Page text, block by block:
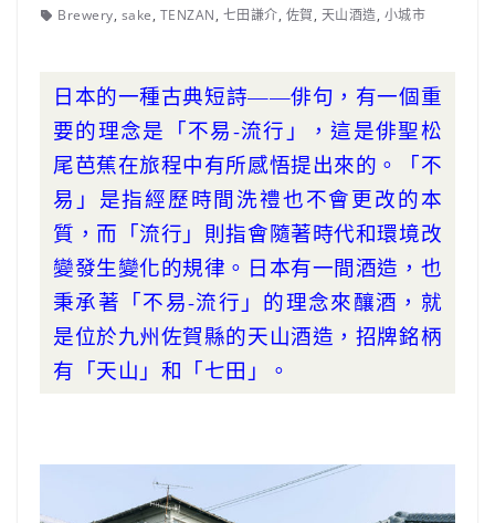
Brewery, sake, TENZAN, 七田謙介, 佐賀, 天山酒造, 小城市
日本的一種古典短詩——俳句，有一個重
要的理念是「不易-流行」，這是俳聖松
尾芭蕉在旅程中有所感悟提出來的。
「不
易」是指經歷時間洗禮也不會更改的本
質，而「流行」則指會隨著時代和環境改
變發生變化的規律。 日本有一間酒造，也
秉承著「不易-流行」的理念來釀酒，就
是位於九州佐賀縣的天山酒造，招牌銘柄
有「天山」和「七田」。